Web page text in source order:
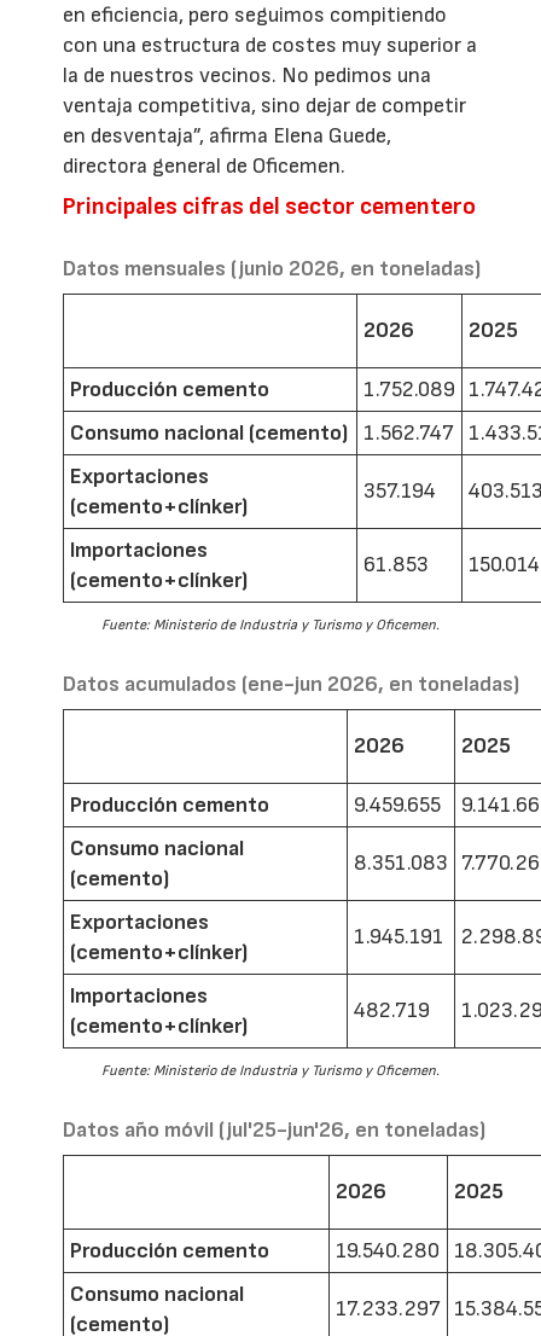
en eficiencia, pero seguimos compitiendo
con una estructura de costes muy superior a
la de nuestros vecinos. No pedimos una
ventaja competitiva, sino dejar de competir
en desventaja”, afirma Elena Guede,
directora general de Oficemen.
Principales cifras del sector cementero
Datos mensuales (junio 2026, en toneladas)
2026 2025
Producción cemento 1.752.089
Consumo nacional (cemento)
1.562.747
Exportaciones
(cemento+clínker)
357.194
Importaciones
(cemento+clínker)
61.853 150.014
Fuente: Ministerio de Industria y Turismo y Oficemen.
Datos acumulados (ene-jun 2026, en toneladas)
2026 2025
Producción cemento 9.459.655
Consumo nacional
(cemento)
8.351.083
Exportaciones
(cemento+clínker)
1.945.191
Importaciones
(cemento+clínker)
482.719
Fuente: Ministerio de Industria y Turismo y Oficemen.
Datos año móvil (jul'25-jun'26, en toneladas)
2026 2025
Producción cemento 19.540.280
Consumo nacional
(cemento)
17.233.297